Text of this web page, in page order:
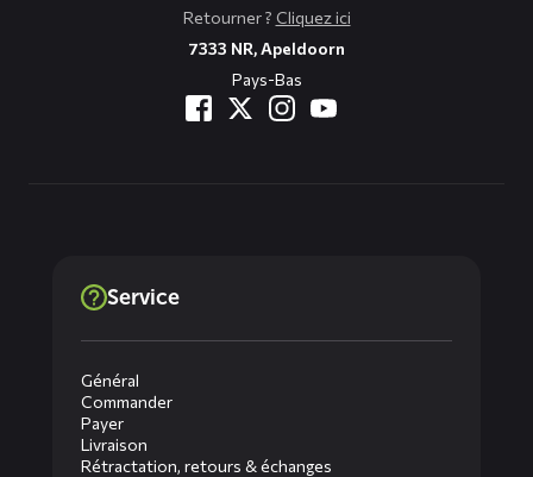
Retourner ? Cliquez ici
7333 NR, Apeldoorn
Pays-Bas
Service
Général
Commander
Payer
Livraison
Rétractation, retours & échanges